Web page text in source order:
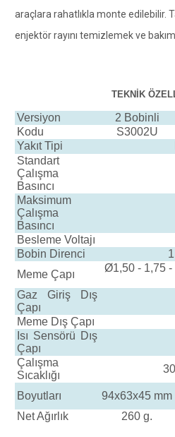
araçlara rahatlıkla monte edilebilir.
enjektör rayını temizlemek ve
TEKNİK
Versiyon 2 Bobinli
Kodu
S3002U
Yakıt Tipi
Standart
Çalışma
Basıncı
Maksimum
Çalışma
Basıncı
Besleme Voltajı
Bobin Direnci
Meme Çapı
Ø1,50 - 1,75 -
Gaz Giriş Dış
Çapı
Meme Dış Çapı
Isı Sensörü Dış
Çapı
Çalışma
Sıcaklığı
Boyutları 94x63x45 mm
Net Ağırlık
260 g.